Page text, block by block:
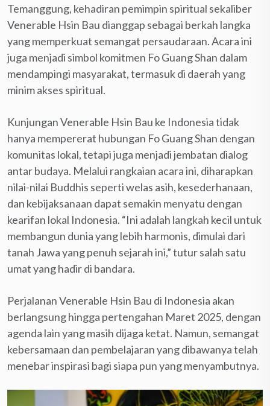
Temanggung, kehadiran pemimpin spiritual sekaliber
Venerable Hsin Bau dianggap sebagai berkah langka
yang memperkuat semangat persaudaraan. Acara ini
juga menjadi simbol komitmen Fo Guang Shan dalam
mendampingi masyarakat, termasuk di daerah yang
minim akses spiritual.
Kunjungan Venerable Hsin Bau ke Indonesia tidak
hanya mempererat hubungan Fo Guang Shan dengan
komunitas lokal, tetapi juga menjadi jembatan dialog
antar budaya. Melalui rangkaian acara ini, diharapkan
nilai-nilai Buddhis seperti welas asih, kesederhanaan,
dan kebijaksanaan dapat semakin menyatu dengan
kearifan lokal Indonesia. “Ini adalah langkah kecil untuk
membangun dunia yang lebih harmonis, dimulai dari
tanah Jawa yang penuh sejarah ini,” tutur salah satu
umat yang hadir di bandara.
Perjalanan Venerable Hsin Bau di Indonesia akan
berlangsung hingga pertengahan Maret 2025, dengan
agenda lain yang masih dijaga ketat. Namun, semangat
kebersamaan dan pembelajaran yang dibawanya telah
menebar inspirasi bagi siapa pun yang menyambutnya.